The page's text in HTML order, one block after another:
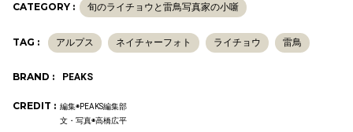
CATEGORY : 旬のライチョウと雷鳥写真家の小噺
TAG : アルプス ネイチャーフォト ライチョウ 雷鳥
BRAND : PEAKS
CREDIT : 編集◉PEAKS編集部
文・写真◉高橋広平